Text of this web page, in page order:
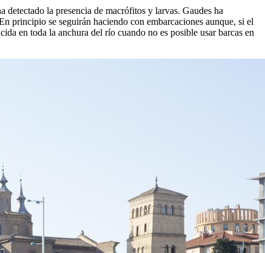
detectado la presencia de macrófitos y larvas. Gaudes ha
principio se seguirán haciendo con embarcaciones aunque, si el
en toda la anchura del río cuando no es posible usar barcas en